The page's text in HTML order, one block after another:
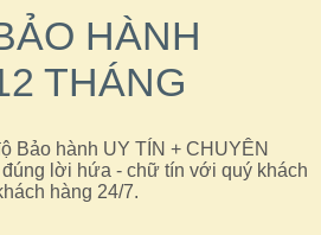
HÀNH
THÁNG
Bảo hành UY TÍN + CHUYÊN
lời hứa - chữ tín với quý khách
hàng 24/7.